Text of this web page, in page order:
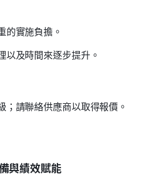
的實施負擔。
以及時間來逐步提升。
；請聯絡供應商以取得報價。
與績效賦能